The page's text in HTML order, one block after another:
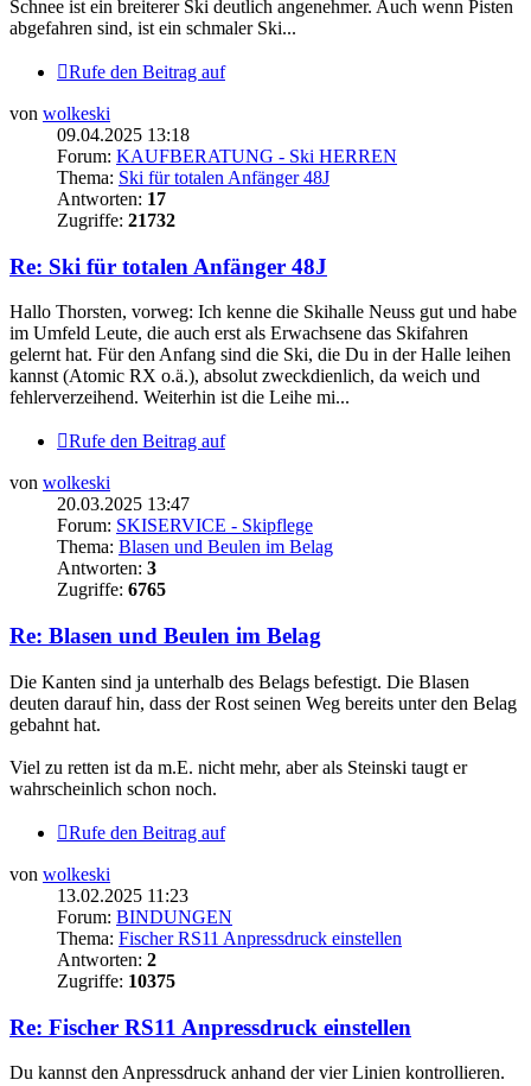
Schnee ist ein breiterer Ski deutlich angenehmer. Auch wenn Pisten
abgefahren sind, ist ein schmaler Ski...
Rufe den Beitrag auf
von wolkeski
09.04.2025 13:18
Forum: KAUFBERATUNG - Ski HERREN
Thema: Ski für totalen Anfänger 48J
Antworten: 17
Zugriffe: 21732
Re: Ski für totalen Anfänger 48J
Hallo Thorsten, vorweg: Ich kenne die Skihalle Neuss gut und habe
im Umfeld Leute, die auch erst als Erwachsene das Skifahren
gelernt hat. Für den Anfang sind die Ski, die Du in der Halle leihen
kannst (Atomic RX o.ä.), absolut zweckdienlich, da weich und
fehlerverzeihend. Weiterhin ist die Leihe mi...
Rufe den Beitrag auf
von wolkeski
20.03.2025 13:47
Forum: SKISERVICE - Skipflege
Thema: Blasen und Beulen im Belag
Antworten: 3
Zugriffe: 6765
Re: Blasen und Beulen im Belag
Die Kanten sind ja unterhalb des Belags befestigt. Die Blasen
deuten darauf hin, dass der Rost seinen Weg bereits unter den Belag
gebahnt hat.
Viel zu retten ist da m.E. nicht mehr, aber als Steinski taugt er
wahrscheinlich schon noch.
Rufe den Beitrag auf
von wolkeski
13.02.2025 11:23
Forum: BINDUNGEN
Thema: Fischer RS11 Anpressdruck einstellen
Antworten: 2
Zugriffe: 10375
Re: Fischer RS11 Anpressdruck einstellen
Du kannst den Anpressdruck anhand der vier Linien kontrollieren.